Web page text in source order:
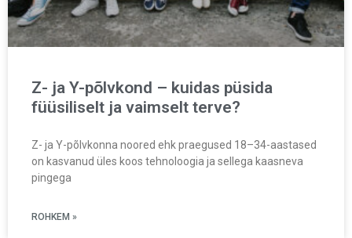
Z- ja Y-põlvkond – kuidas püsida
füüsiliselt ja vaimselt terve?
Z- ja Y-põlvkonna noored ehk praegused 18–34-aastased
on kasvanud üles koos tehnoloogia ja sellega kaasneva
pingega
ROHKEM »